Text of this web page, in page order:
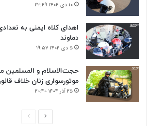
۱۰ دی ۱۴۰۴ ۲۳:۴۹
اهدای کلاه ایمنی به
دماوند
۵ دی ۱۴۰۴ ۱۹:۵۷
حجت‌الاسلام و المسلمین
موتورسواری زنان خلاف
۲۵ آذر ۱۴۰۴ ۲۰:۴۰
صفحه
صفحه